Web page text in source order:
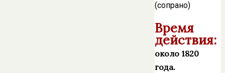
(сопрано)
Время
действия:
около 1820
года.